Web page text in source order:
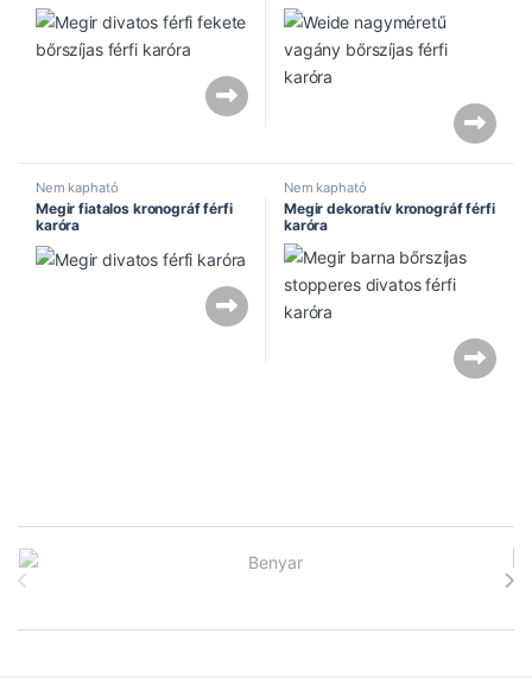
Nem kapható
Megir fiatalos kronográf férfi
karóra
Nem kapható
Megir dekoratív kronográf férfi
karóra